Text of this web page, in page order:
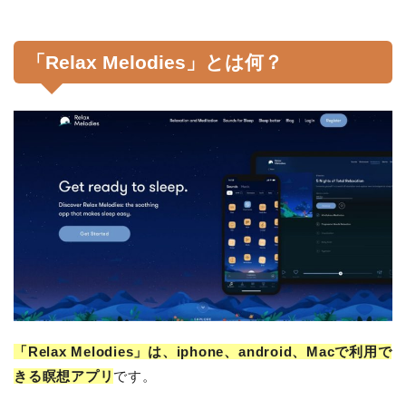
「Relax Melodies」とは何？
「Relax Melodies」は、iphone、android、Macで利用で
きる瞑想アプリ です。